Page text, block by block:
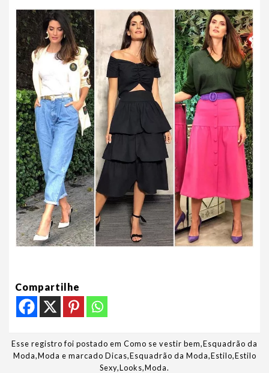
Compartilhe
Esse registro foi postado em Como se vestir bem,Esquadrão da
Moda,Moda e marcado Dicas,Esquadrão da Moda,Estilo,Estilo
Sexy,Looks,Moda.